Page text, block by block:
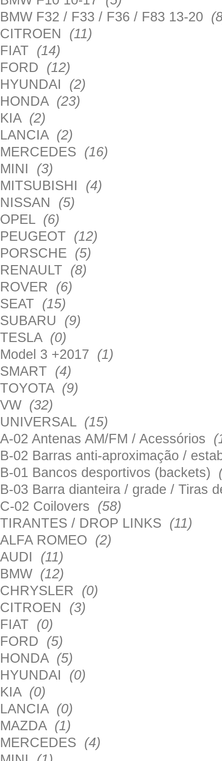
BMW F32 / F33 / F36 / F83 13-20
CITROEN (11)
FIAT (14)
FORD (12)
HYUNDAI (2)
HONDA (23)
KIA (2)
LANCIA (2)
MERCEDES (16)
MINI (3)
MITSUBISHI (4)
NISSAN (5)
OPEL (6)
PEUGEOT (12)
PORSCHE (5)
RENAULT (8)
ROVER (6)
SEAT (15)
SUBARU (9)
TESLA (0)
Model 3 +2017 (1)
SMART (4)
TOYOTA (9)
VW (32)
UNIVERSAL (15)
A-02 Antenas AM/FM / Acessórios
B-02 Barras anti-aproximação /
B-01 Bancos desportivos (backets)
B-03 Barra dianteira / grade / Tiras
C-02 Coilovers (58)
TIRANTES / DROP LINKS (11)
ALFA ROMEO (2)
AUDI (11)
BMW (12)
CHRYSLER (0)
CITROEN (3)
FIAT (0)
FORD (5)
HONDA (5)
HYUNDAI (0)
KIA (0)
LANCIA (0)
MAZDA (1)
MERCEDES (4)